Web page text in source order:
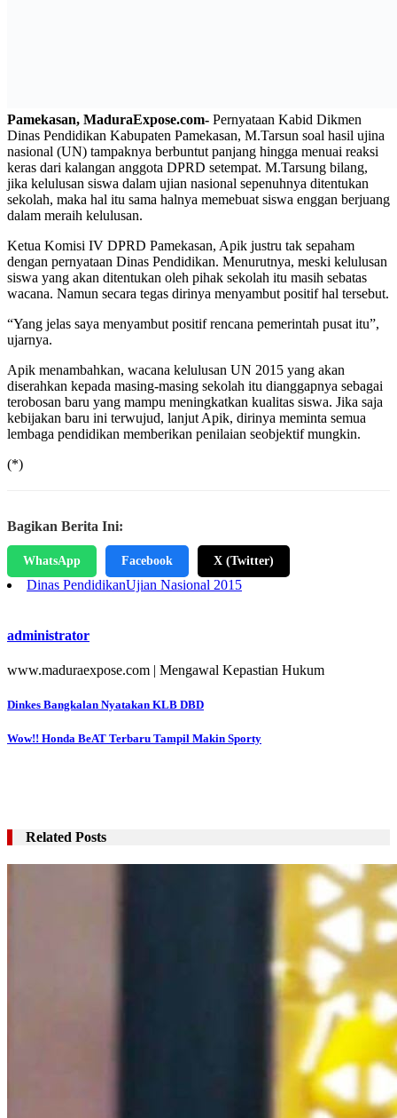
Pamekasan, MaduraExpose.com- Pernyataan Kabid Dikmen
Dinas Pendidikan Kabupaten Pamekasan, M.Tarsun soal hasil ujina
nasional (UN) tampaknya berbuntut panjang hingga menuai reaksi
keras dari kalangan anggota DPRD setempat. M.Tarsung bilang,
jika kelulusan siswa dalam ujian nasional sepenuhnya ditentukan
sekolah, maka hal itu sama halnya memebuat siswa enggan berjuang
dalam meraih kelulusan.
Ketua Komisi IV DPRD Pamekasan, Apik justru tak sepaham
dengan pernyataan Dinas Pendidikan. Menurutnya, meski kelulusan
siswa yang akan ditentukan oleh pihak sekolah itu masih sebatas
wacana. Namun secara tegas dirinya menyambut positif hal tersebut.
“Yang jelas saya menyambut positif rencana pemerintah pusat itu”,
ujarnya.
Apik menambahkan, wacana kelulusan UN 2015 yang akan
diserahkan kepada masing-masing sekolah itu dianggapnya sebagai
terobosan baru yang mampu meningkatkan kualitas siswa. Jika saja
kebijakan baru ini terwujud, lanjut Apik, dirinya meminta semua
lembaga pendidikan memberikan penilaian seobjektif mungkin.
(*)
Bagikan Berita Ini:
WhatsApp Facebook X (Twitter)
Dinas PendidikanUjian Nasional 2015
administrator
www.maduraexpose.com | Mengawal Kepastian Hukum
Navigasi
pos
Dinkes Bangkalan Nyatakan KLB DBD
Wow!! Honda BeAT Terbaru Tampil Makin Sporty
Related Posts